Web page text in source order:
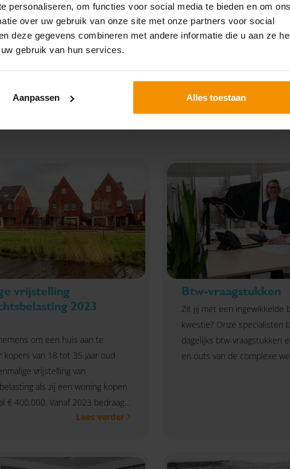
personaliseren, om functies voor social media te bieden en om ons
over uw gebruik van onze site met onze partners voor social
deze gegevens combineren met andere informatie die u aan ze
gebruik van hun services.
Aanpassen Alles toestaan
VOOR JOU
vrijstelling
2023
om een huis aan te
kopers van 18 tot 35 jaar oud
vrijstelling van
als zij een woning kopen
€ 400.000. Vanaf 2023 bedraagt
€ 440.000.Lees verder
Btw-vraagstukken
Zit jij met een ingewikkelde
kwestie? Onze specialisten
dagelijks btw-vraagstukken
en outs van de complexe